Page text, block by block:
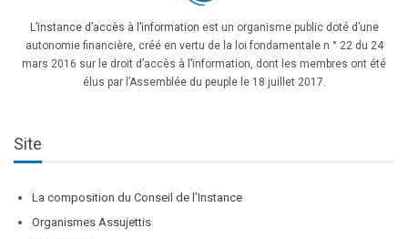
L’instance d’accès à l’information est un organisme public doté d’une
autonomie financière, créé en vertu de la loi fondamentale n ° 22 du 24
mars 2016 sur le droit d’accès à l’information, dont les membres ont été
élus par l’Assemblée du peuple le 18 juillet 2017.
Site
La composition du Conseil de l’Instance
Organismes Assujettis